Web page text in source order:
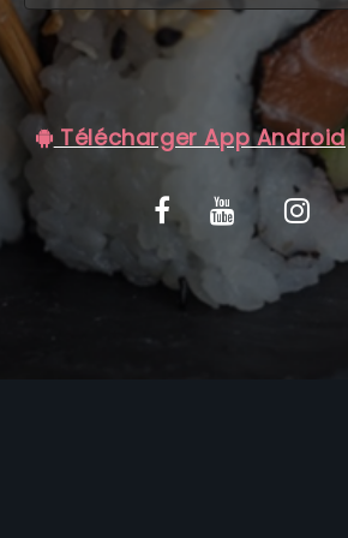
C.G.V
Télécharger App Android